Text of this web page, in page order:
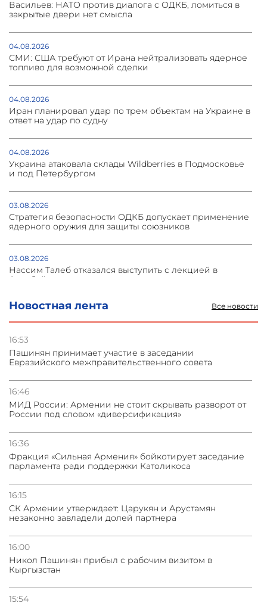
Новостная лента Все новости
16:53
Пашинян принимает участие в заседании
Евразийского межправительственного совета
16:46
МИД России: Армении не стоит скрывать разворот от
России под словом «диверсификация»
16:36
Фракция «Сильная Армения» бойкотирует заседание
парламента ради поддержки Католикоса
16:15
СК Армении утверждает: Царукян и Арустамян
незаконно завладели долей партнера
16:00
Никол Пашинян прибыл с рабочим визитом в
Кыргызстан
15:54
Васильев: НАТО против диалога с ОДКБ, ломиться в
закрытые двери нет смысла
04.08.2026
СМИ: США требуют от Ирана нейтрализовать ядерное
топливо для возможной сделки
04.08.2026
Иран планировал удар по трем объектам на Украине в
ответ на удар по судну
04.08.2026
Украина атаковала склады Wildberries в Подмосковье
и под Петербургом
03.08.2026
Стратегия безопасности ОДКБ допускает применение
ядерного оружия для защиты союзников
03.08.2026
Нассим Талеб отказался выступить с лекцией в
Азербайджане
31.07.2026
Сотрудничество и очереди – детали визита главы
31.07.2026
31.07.2026
условии прекращения огня